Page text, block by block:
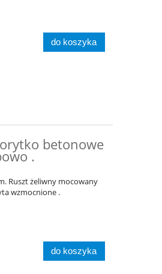
do koszyka
betonowe
.
Ruszt żeliwny mocowany
wzmocnione .
do koszyka